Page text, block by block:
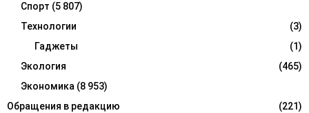
Спорт (5 807)
Технологии
(3)
Гаджеты
(1)
Экология
(465)
Экономика (8 953)
Обращения в редакцию
(221)